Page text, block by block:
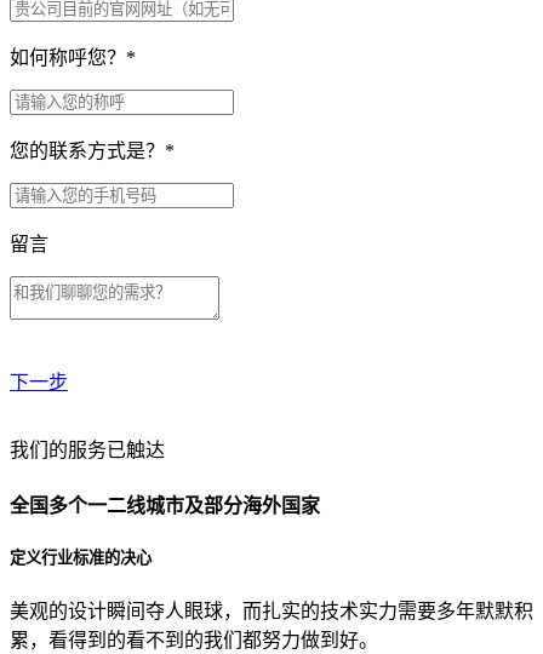
如何称呼您？ *
您的联系方式是？ *
留言
下一步
贵公司预算范围是？
贵公司的团队规模是？
目前主要的营销渠道是？
我们的服务已触达
全国多个一二线城市及部分海外国家
定义行业标准的决心
美观的设计瞬间夺人眼球，而扎实的技术实力需要多年默默积
累，看得到的看不到的我们都努力做到好。